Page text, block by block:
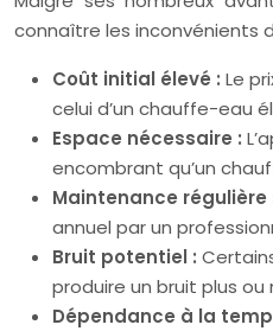
connaître les inconvénients
Coût initial élevé : Le
celui d’un chauffe-eau
Espace nécessaire :
encombrant qu’un
Maintenance régulière
annuel par un
Bruit potentiel :
produire un bruit plus
Dépendance à la